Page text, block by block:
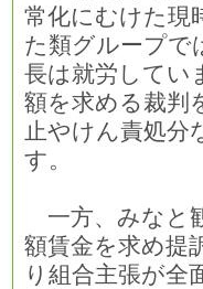
常化にむけた現
た類グループで
長は就労してい
額を求める裁判
止やけん責処分
す。
一方、みなと
額賃金を求め提
り組合主張が全